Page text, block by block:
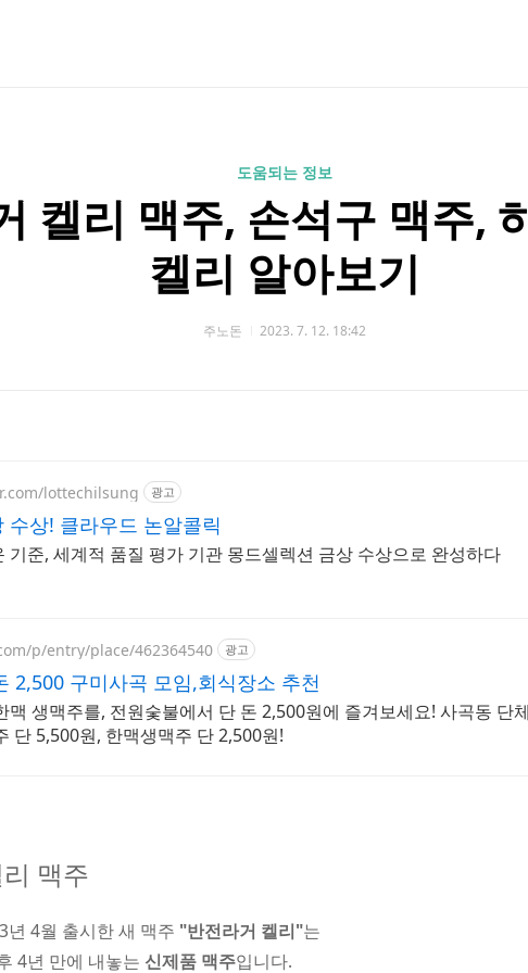
도움되는 정보
켈리 맥주, 손석구 맥주,
켈리 알아보기
주노돈 2023. 7. 12. 18:42
lottechilsung 광고
수상! 클라우드 논알콜릭
기준, 세계적 품질 평가 기관 몽드셀렉션 금상 수상으로 완성하다
p/entry/place/462364540 광고
2,500 구미사곡 모임,회식장소 추천
맥 생맥주를, 전원숯불에서 단 돈 2,500원에 즐겨보세요! 사곡동 단
단 5,500원, 한맥생맥주 단 2,500원!
맥주
년 4월 출시한 새 맥주 "반전라거 켈리"는
4년 만에 내놓는 신제품 맥주입니다.